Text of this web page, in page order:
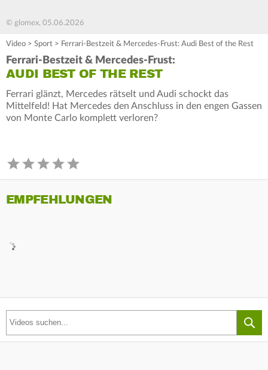
© glomex, 05.06.2026
Video > Sport > Ferrari-Bestzeit & Mercedes-Frust: Audi Best of the Rest
Ferrari-Bestzeit & Mercedes-Frust:
AUDI BEST OF THE REST
Ferrari glänzt, Mercedes rätselt und Audi schockt das
Mittelfeld! Hat Mercedes den Anschluss in den engen Gassen
von Monte Carlo komplett verloren?
EMPFEHLUNGEN